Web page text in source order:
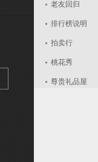
老友回归
排行榜说明
拍卖行
桃花秀
尊贵礼品屋